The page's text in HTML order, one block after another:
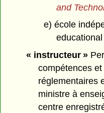
and
e) école
« instructeur »
compétences
réglementaires
ministre à
centre